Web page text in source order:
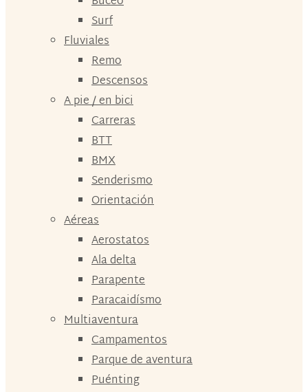
Surf
Fluviales
Remo
Descensos
A pie / en bici
Carreras
BTT
BMX
Senderismo
Orientación
Aéreas
Aerostatos
Ala delta
Parapente
Paracaidísmo
Multiaventura
Campamentos
Parque de aventura
Puénting